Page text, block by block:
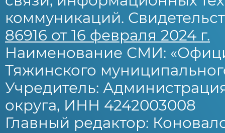
коммуникаций.
86916 от 16 февраля 2024 г.
Наименование СМИ:
Тяжинского
Учредитель:
округа, ИНН 4242003008
Главный редактор: